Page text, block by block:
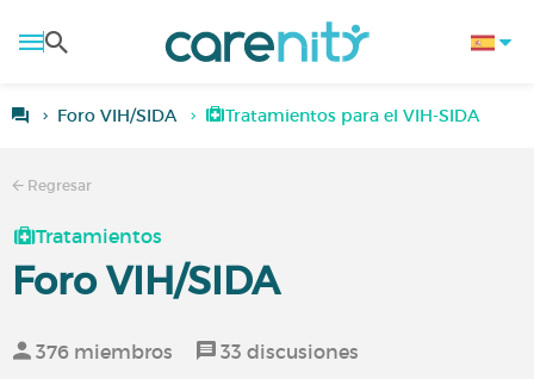
Foro VIH/SIDA Tratamientos para el VIH-SIDA
Regresar
Tratamientos
Foro VIH/SIDA
376 miembros 33 discusiones